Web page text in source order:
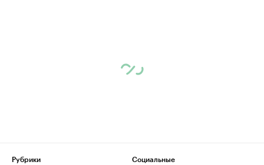
Рубрики
Социальные